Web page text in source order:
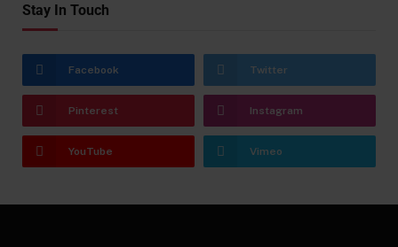
Stay In Touch
Facebook Twitter
Pinterest Instagram
YouTube Vimeo